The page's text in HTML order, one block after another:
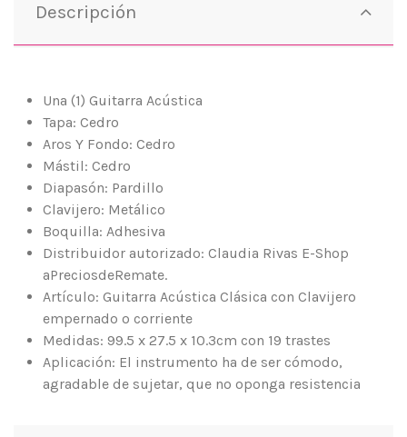
Descripción
Una (1) Guitarra Acústica
Tapa: Cedro
Aros Y Fondo: Cedro
Mástil: Cedro
Diapasón: Pardillo
Clavijero: Metálico
Boquilla: Adhesiva
Distribuidor autorizado: Claudia Rivas E-Shop
aPreciosdeRemate.
Artículo: Guitarra Acústica Clásica con Clavijero
empernado o corriente
Medidas: 99.5 x 27.5 x 10.3cm con 19 trastes
Aplicación: El instrumento ha de ser cómodo,
agradable de sujetar, que no oponga resistencia